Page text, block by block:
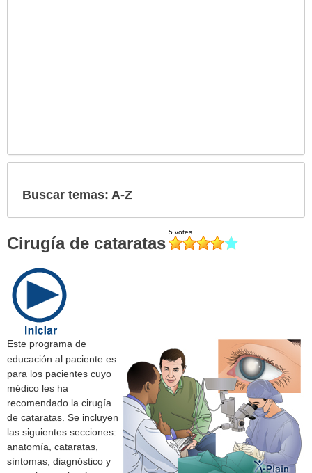
Buscar temas: A-Z
Cirugía de cataratas
Este programa de
educación al paciente es
para los pacientes cuyo
médico les ha
recomendado la cirugía
de cataratas. Se incluyen
las siguientes secciones:
anatomía, cataratas,
síntomas, diagnóstico y